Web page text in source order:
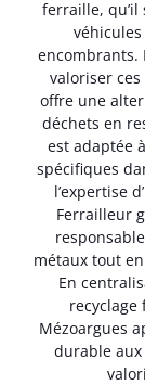
ferraille, qu’il
véhicules
encombrants.
valoriser
offre une
déchets en
est adaptée
spécifiques
l’expertise
Ferrailleur
métaux tout
En
Mézoargues
durable